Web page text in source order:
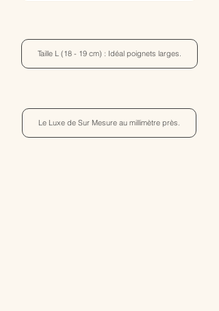
Taille L (18 - 19 cm) : Idéal poignets larges.
Le Luxe de Sur Mesure au millimètre près.